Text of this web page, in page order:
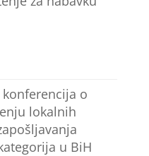
konferencija o
lokalnih
u BiH